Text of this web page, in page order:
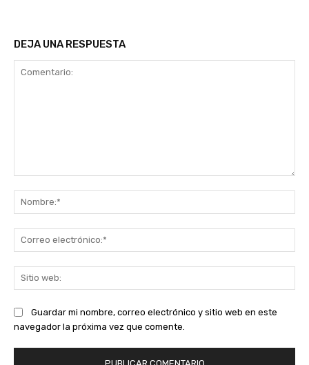
DEJA UNA RESPUESTA
Guardar mi nombre, correo electrónico y sitio web en este
navegador la próxima vez que comente.